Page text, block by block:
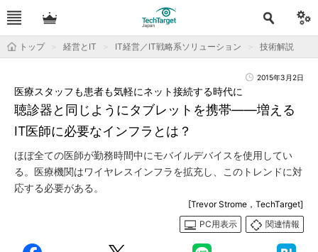
トップ 経営とIT IT経営／IT戦略系ソリューション 技術解説
2015年3月2日
聴診器と同じようにタブレットを携帯――増える
IT医師に必要なインフラとは？
医療スタッフも患者も気軽にネット接続する時代に
ほぼ全ての医師が勤務時間中にモバイルデバイスを使用してい
る。医療機関はワイヤレスインフラを拡充し、このトレンドに対
応する必要がある。
[Trevor Strome，TechTarget]
PC用表示
関連情報